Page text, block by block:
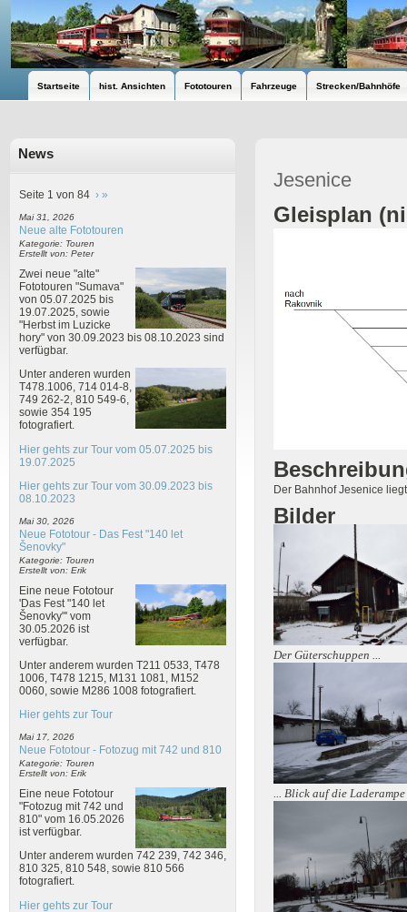
Startseite hist. Ansichten Fototouren Fahrzeuge Strecken/Bahnhöfe
News
Seite 1 von 84 › »
Mai 31, 2026
Neue alte Fototouren
Kategorie: Touren
Erstellt von: Peter
Zwei neue "alte"
Fototouren "Sumava"
von 05.07.2025 bis
19.07.2025, sowie
"Herbst im Luzicke
hory" von 30.09.2023 bis 08.10.2023 sind
verfügbar.
Unter anderen wurden
T478.1006, 714 014-8,
749 262-2, 810 549-6,
sowie 354 195
fotografiert.
Hier gehts zur Tour vom 05.07.2025 bis
19.07.2025
Hier gehts zur Tour vom 30.09.2023 bis
08.10.2023
Mai 30, 2026
Neue Fototour - Das Fest "140 let
Šenovky"
Kategorie: Touren
Erstellt von: Erik
Eine neue Fototour
'Das Fest "140 let
Šenovky"' vom
30.05.2026 ist
verfügbar.
Unter anderem wurden T211 0533, T478
1006, T478 1215, M131 1081, M152
0060, sowie M286 1008 fotografiert.
Hier gehts zur Tour
Mai 17, 2026
Neue Fototour - Fotozug mit 742 und 810
Kategorie: Touren
Erstellt von: Erik
Eine neue Fototour
"Fotozug mit 742 und
810" vom 16.05.2026
ist verfügbar.
Unter anderem wurden 742 239, 742 346,
810 325, 810 548, sowie 810 566
fotografiert.
Hier gehts zur Tour
Jesenice
Gleisplan
Der Bahnhof Jesenice
Bilder
Der Güterschuppen ...
... Blick auf die Laderampe